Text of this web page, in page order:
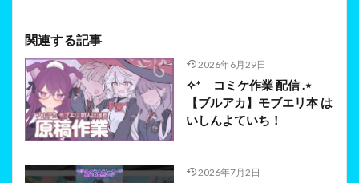
関連する記事
2026年6月29日
✧* コミケ作業 配信 .⋆
【ブルアカ】モブエリ本 は
いしんよていち！
2026年7月2日